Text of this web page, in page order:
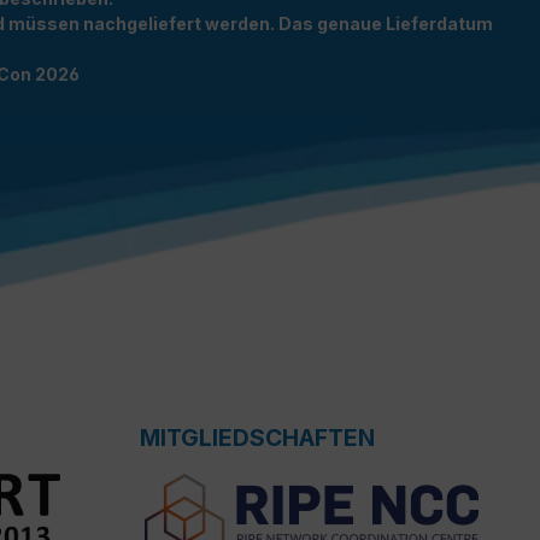
nachgeliefert werden. Das genaue Lieferdatum
2026
MITGLIEDSCHAFTEN